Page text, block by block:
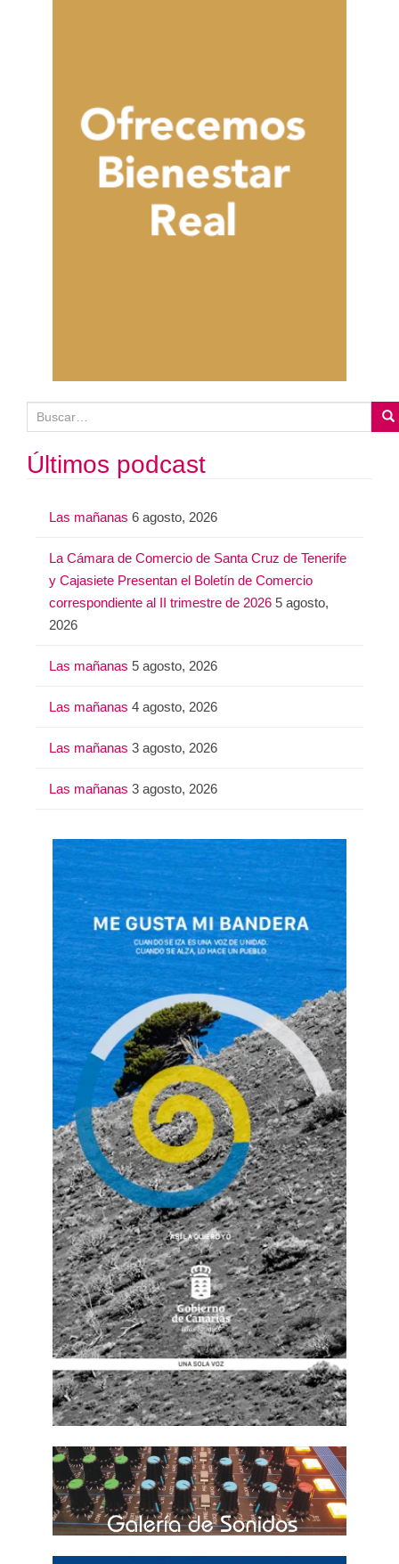
u
sÚltimos podcast
Las mañanas 6 agosto, 2026
La Cámara de Comercio de Santa Cruz de Tenerife
y Cajasiete Presentan el Boletín de Comercio
correspondiente al II trimestre de 2026 5 agosto,
2026
Las mañanas 5 agosto, 2026
Las mañanas 4 agosto, 2026
Las mañanas 3 agosto, 2026
Las mañanas 3 agosto, 2026